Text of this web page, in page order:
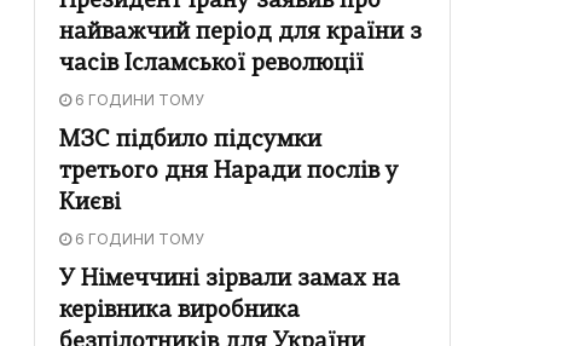
найважчий період для країни з
часів Ісламської революції
6 ГОДИНИ ТОМУ
МЗС підбило підсумки
третього дня Наради послів у
Києві
6 ГОДИНИ ТОМУ
У Німеччині зірвали замах на
керівника виробника